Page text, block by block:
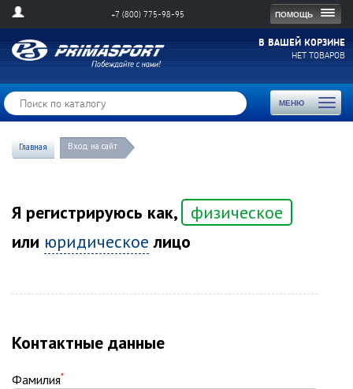
ПОМОЩЬ
+7 (800) 775-98-95
В ВАШЕЙ КОРЗИНЕ
НЕТ ТОВАРОВ
МЕНЮ
Toggle
Главная Вход на сайт
Я регистрируюсь как,
физическое
или юридическое лицо
Контактные данные
Фамилия*